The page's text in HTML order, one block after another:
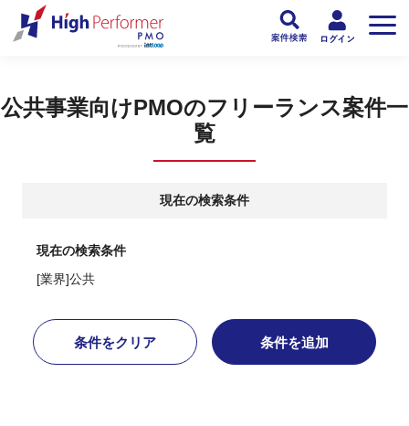
公共事業向けPMOのフリーランス案件一
覧
現在の検索条件
現在の検索条件
[業界]公共
条件をクリア 条件を追加